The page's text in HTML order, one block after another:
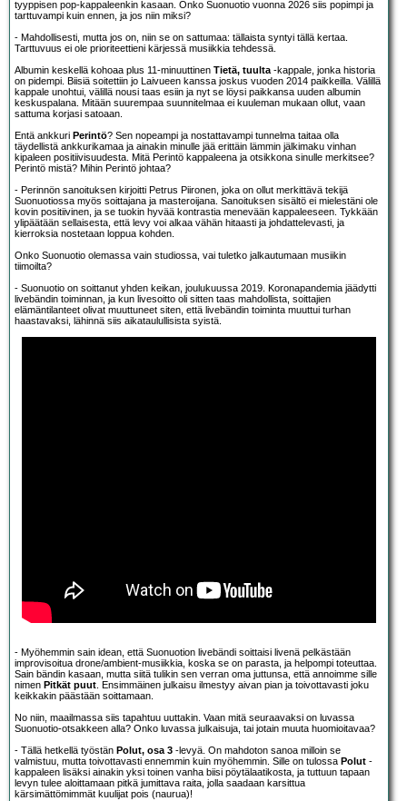
tyyppisen pop-kappaleenkin kasaan. Onko Suonuotio vuonna 2026 siis popimpi ja
tarttuvampi kuin ennen, ja jos niin miksi?
- Mahdollisesti, mutta jos on, niin se on sattumaa: tällaista syntyi tällä kertaa.
Tarttuvuus ei ole prioriteettieni kärjessä musiikkia tehdessä.
Albumin keskellä kohoaa plus 11-minuuttinen Tietä, tuulta-kappale, jonka historia
on pidempi. Biisiä soitettiin jo Laivueen kanssa joskus vuoden 2014 paikkeilla. Välillä
kappale unohtui, välillä nousi taas esiin ja nyt se löysi paikkansa uuden albumin
keskuspalana. Mitään suurempaa suunnitelmaa ei kuuleman mukaan ollut, vaan
sattuma korjasi satoaan.
Entä ankkuri Perintö? Sen nopeampi ja nostattavampi tunnelma taitaa olla
täydellistä ankkurikamaa ja ainakin minulle jää erittäin lämmin jälkimaku vinhan
kipaleen positiivisuudesta. Mitä Perintö kappaleena ja otsikkona sinulle merkitsee?
Perintö mistä? Mihin Perintö johtaa?
- Perinnön sanoituksen kirjoitti Petrus Piironen, joka on ollut merkittävä tekijä
Suonuotiossa myös soittajana ja masteroijana. Sanoituksen sisältö ei mielestäni ole
kovin positiivinen, ja se tuokin hyvää kontrastia menevään kappaleeseen. Tykkään
ylipäätään sellaisesta, että levy voi alkaa vähän hitaasti ja johdattelevasti, ja
kierroksia nostetaan loppua kohden.
Onko Suonuotio olemassa vain studiossa, vai tuletko jalkautumaan musiikin
tiimoilta?
- Suonuotio on soittanut yhden keikan, joulukuussa 2019. Koronapandemia jäädytti
livebändin toiminnan, ja kun livesoitto oli sitten taas mahdollista, soittajien
elämäntilanteet olivat muuttuneet siten, että livebändin toiminta muuttui turhan
haastavaksi, lähinnä siis aikataulullisista syistä.
- Myöhemmin sain idean, että Suonuotion livebändi soittaisi livenä pelkästään
improvisoitua drone/ambient-musiikkia, koska se on parasta, ja helpompi toteuttaa.
Sain bändin kasaan, mutta siitä tulikin sen verran oma juttunsa, että annoimme sille
nimen Pitkät puut. Ensimmäinen julkaisu ilmestyy aivan pian ja toivottavasti joku
keikkakin päästään soittamaan.
No niin, maailmassa siis tapahtuu uuttakin. Vaan mitä seuraavaksi on luvassa
Suonuotio-otsakkeen alla? Onko luvassa julkaisuja, tai jotain muuta huomioitavaa?
- Tällä hetkellä työstän Polut, osa 3 -levyä. On mahdoton sanoa milloin se
valmistuu, mutta toivottavasti ennemmin kuin myöhemmin. Sille on tulossa Polut -
kappaleen lisäksi ainakin yksi toinen vanha biisi pöytälaatikosta, ja tuttuun tapaan
levyn tulee aloittamaan pitkä jumittava raita, jolla saadaan karsittua
kärsimättömimmät kuulijat pois (naurua)!